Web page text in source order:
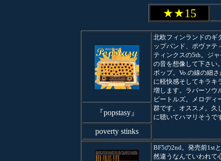
★★15
北欧フィンランドのギ
ップバンド、ポヴァテ
ティンクスの5th。ジ
の音を想像して下さい
ポップ。Vo.の線の細
に軽快感そしてキラキ
増します。ラバーソウ
ビートルズ。メロディ
群です。オススメ。久
に聴いてハマリそうで
『popstasy』
poverty stinks
BF5の2nd。発売前1st
然違うなんていわれて